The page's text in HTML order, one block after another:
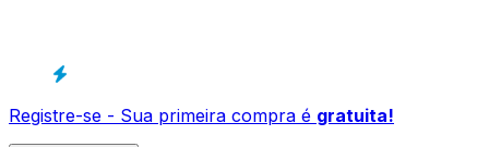
Registre-se - Sua primeira compra é gratuita!